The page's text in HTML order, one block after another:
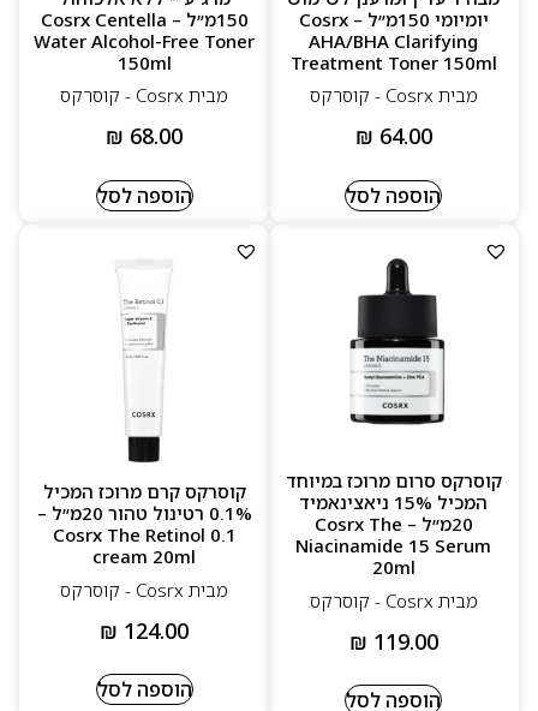
יומיומי 150מ״ל – Cosrx
AHA/BHA Clarifying
Treatment Toner 150ml
מבית Cosrx - קוסרקס
₪ 64.00
הוספה לסל
150מ״ל – Cosrx Centella
Water Alcohol-Free Toner
150ml
מבית Cosrx - קוסרקס
₪ 68.00
הוספה לסל
קוסרקס סרום מרוכז במיוחד
המכיל 15% ניאצינאמיד
20מ״ל – Cosrx The
Niacinamide 15 Serum
20ml
מבית Cosrx - קוסרקס
₪ 119.00
הוספה לסל
קוסרקס קרם מרוכז המכיל
0.1% רטינול טהור 20מ״ל –
Cosrx The Retinol 0.1
cream 20ml
מבית Cosrx - קוסרקס
₪ 124.00
הוספה לסל